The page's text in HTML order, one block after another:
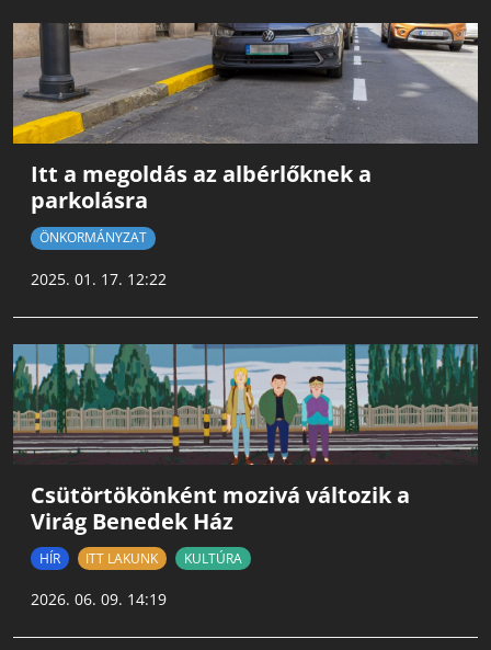
Itt a megoldás az albérlőknek a
parkolásra
ÖNKORMÁNYZAT
2025. 01. 17. 12:22
Csütörtökönként mozivá változik a
Virág Benedek Ház
HÍR ITT LAKUNK KULTÚRA
2026. 06. 09. 14:19